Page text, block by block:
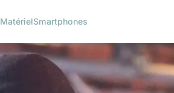
MatérielSmartphones